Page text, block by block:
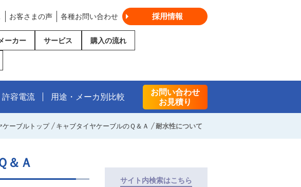
ーカー サービス 購入の流れ
お客さまの声 各種お問い合わせ 採用情報
許容電流 用途・メーカ別比較
お問い合わせ
お見積り
ケーブルトップ キャブタイヤケーブルのＱ＆Ａ 耐水性について
＆Ａ
サイト内検索はこちら